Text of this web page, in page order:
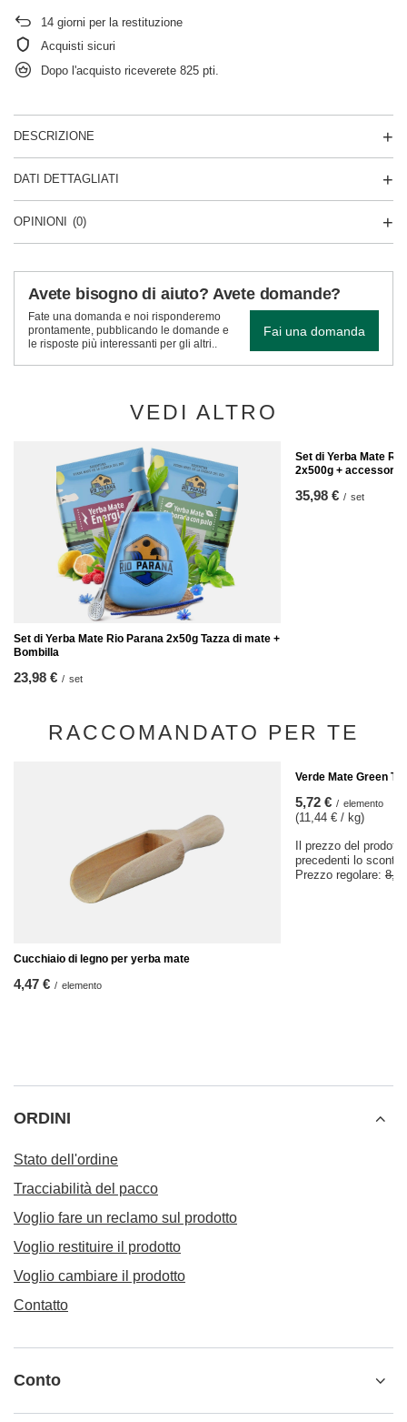
14 giorni per la restituzione
Acquisti sicuri
Dopo l'acquisto riceverete 825 pti.
DESCRIZIONE
DATI DETTAGLIATI
OPINIONI (0)
Avete bisogno di aiuto? Avete domande?
Fate una domanda e noi risponderemo
prontamente, pubblicando le domande e
le risposte più interessanti per gli altri..
Fai una domanda
VEDI ALTRO
Set di Yerba Mate Rio Parana 2x50g Tazza di mate +
Bombilla
23,98 € / set
Set di Yerba Mate
2x500g + accessori
35,98 € / set
RACCOMANDATO PER TE
Cucchiaio di legno per yerba mate
4,47 € / elemento
Verde Mate Green
5,72 € / elemento
(11,44 € / kg)
Il prezzo del
precedenti lo
Prezzo regolare:
ORDINI
Stato dell'ordine
Tracciabilità del pacco
Voglio fare un reclamo sul prodotto
Voglio restituire il prodotto
Voglio cambiare il prodotto
Contatto
Conto